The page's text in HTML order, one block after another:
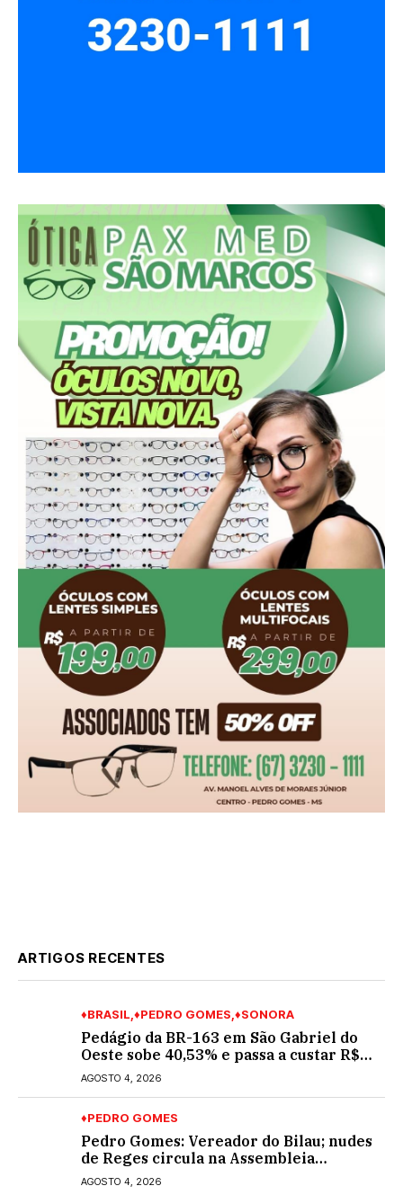
ARTIGOS RECENTES
♦BRASIL ♦PEDRO GOMES ♦SONORA
Pedágio da BR-163 em São Gabriel do
Oeste sobe 40,53% e passa a custar R$
10,70 a partir desta quarta-feira
AGOSTO 4, 2026
♦PEDRO GOMES
Pedro Gomes: Vereador do Bilau; nudes
de Reges circula na Assembleia
Legislativa de MS e também na
AGOSTO 4, 2026